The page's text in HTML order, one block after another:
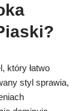
który łatwo
styl sprawia,